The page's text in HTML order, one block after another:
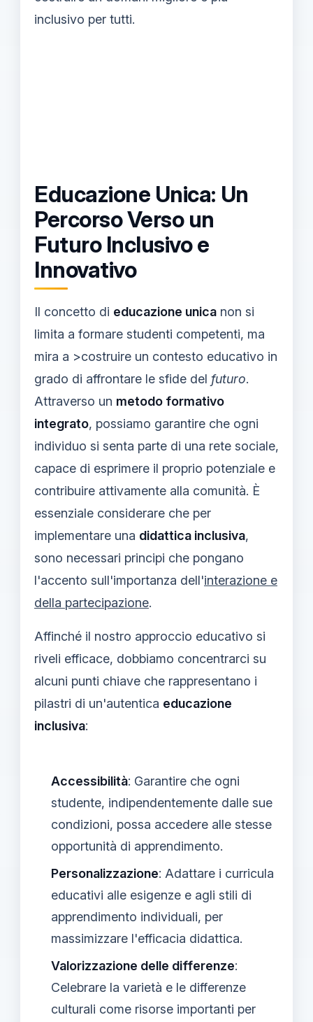
inclusivo per tutti.
Educazione Unica: Un
Percorso Verso un
Futuro Inclusivo e
Innovativo
Il concetto di educazione unica non si
limita a formare studenti competenti, ma
mira a >costruire un contesto educativo in
grado di affrontare le sfide del futuro.
Attraverso un metodo formativo
integrato, possiamo garantire che ogni
individuo si senta parte di una rete sociale,
capace di esprimere il proprio potenziale e
contribuire attivamente alla comunità. È
essenziale considerare che per
implementare una didattica inclusiva,
sono necessari principi che pongano
l'accento sull'importanza dell'interazione e
della partecipazione.
Affinché il nostro approccio educativo si
riveli efficace, dobbiamo concentrarci su
alcuni punti chiave che rappresentano i
pilastri di un'autentica educazione
inclusiva:
Accessibilità: Garantire che ogni
studente, indipendentemente dalle sue
condizioni, possa accedere alle stesse
opportunità di apprendimento.
Personalizzazione: Adattare i curricula
educativi alle esigenze e agli stili di
apprendimento individuali, per
massimizzare l'efficacia didattica.
Valorizzazione delle differenze:
Celebrare la varietà e le differenze
culturali come risorse importanti per